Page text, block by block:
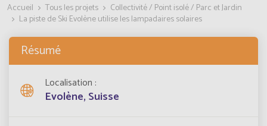
Accueil Tous les projets
Collectivité / Point isolé / Parc et Jardin
La piste de Ski Evolène utilise les lampadaires solaires
Résumé
Localisation
Evolène, Suisse